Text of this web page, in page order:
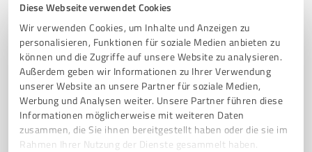
Diese Webseite verwendet Cookies
Wir verwenden Cookies, um Inhalte und Anzeigen zu
personalisieren, Funktionen für soziale Medien anbieten zu
können und die Zugriffe auf unsere Website zu analysieren.
Außerdem geben wir Informationen zu Ihrer Verwendung
unserer Website an unsere Partner für soziale Medien,
Werbung und Analysen weiter. Unsere Partner führen diese
Informationen möglicherweise mit weiteren Daten
zusammen, die Sie ihnen bereitgestellt haben oder die sie im
Rahmen Ihrer Nutzung der Dienste gesammelt haben.
6 Kfz-Dienstleistungen
Dellen-Technik GmbH Würzburg
Lackierfreies Ausbeulen und Fahrzeugaufbereitung in
Würzburg
DELLEN-TECHNIK KAROSSERIEWERKSTATT LACKIERFREIES AUSBEULEN
HAGELSCHÄDEN PARKREMPLER SMART REPAIR
FAHRZEUGAUFBEREITUNG LEASING-RÜCKGABE